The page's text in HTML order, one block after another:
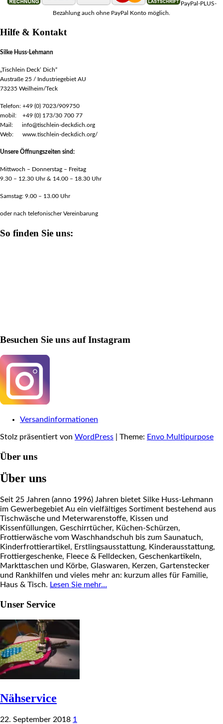
PayPal-PLUS-
Bezahlung auch ohne PayPal Konto möglich.
Hilfe & Kontakt
Silke Huss-Lehmann
„Tischlein Deck‘ Dich“
Austraße 25 / Industriegebiet AU
73235 Weilheim/Teck
Telefon: +49 (0) 7023/909750
mobil: +49 (0) 173/30 700 77
Mail: info@tischlein-deckdich.org
Web: www.tischlein-deckdich.org/
Unsere Öffnungszeiten sind:
Mittwoch – Donnerstag – Freitag
9.30 – 12.30 Uhr & 14.00 – 18.30 Uhr
Samstag: 9.00 – 13.00 Uhr
oder nach telefonischer Vereinbarung
So finden Sie uns:
Besuchen Sie uns auf Instagram
Versandinformationen
Stolz präsentiert von WordPress Theme: Envo Multipurpose
Über uns
Über uns
Seit 25 Jahren (anno 1996) Jahren bietet Silke Huss-Lehmann
im Gewerbegebiet Au ein vielfältiges Sortiment bestehend aus
Tischwäsche und Meterwarenstoffe, Kissen und
Kissenfüllungen, Geschirrtücher, Küchen-Schürzen,
Frottierwäsche vom Waschhandschuh bis zum Saunatuch,
Kinderfrottierartikel, Erstlingsausstattung, Kinderausstattung,
Frottiergeschenke, Fleece & Felldecken, Geschenkartikeln,
Markttaschen und Körbe, Glaswaren, Kerzen, Gartenstecker
und Rankhilfen und vieles mehr an: kurzum alles für Familie,
Haus & Tisch. Lesen Sie mehr…
Unser Service
Nähservice
22. September 2018 1